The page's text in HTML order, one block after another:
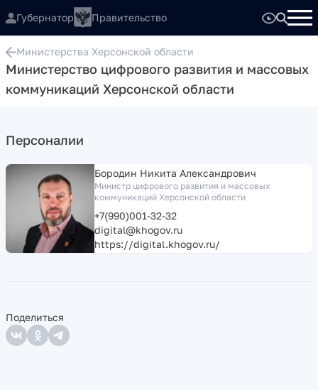
Губернатор Правительство
Министерства Херсонской области
Министерство цифрового развития и массовых
коммуникаций Херсонской области
Персоналии
Бородин Никита Александрович
Министр цифрового развития и массовых
коммуникаций Херсонской области
+7(990)001-32-32
digital@khogov.ru
https://digital.khogov.ru/
Поделиться